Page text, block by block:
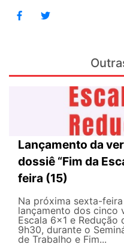
Lançamento da
dossiê “Fim da
feira (15)
Na próxima sexta-
lançamento dos cinco
Escala 6×1 e Redução
9h30, durante o
de Trabalho e Fim...